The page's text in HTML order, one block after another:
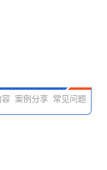
案例分享 常见问题